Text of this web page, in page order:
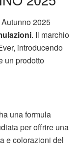
2025
. Il marchio
introducendo
un prodotto
una formula
per offrire una
e colorazioni del